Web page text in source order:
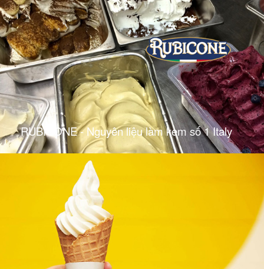
RUBICONE - Nguyên liệu làm kem số 1 Italy